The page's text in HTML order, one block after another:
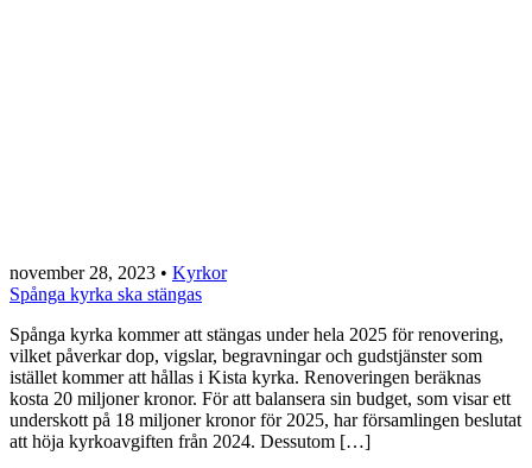
november 28, 2023 • Kyrkor
Spånga kyrka ska stängas
Spånga kyrka kommer att stängas under hela 2025 för renovering,
vilket påverkar dop, vigslar, begravningar och gudstjänster som
istället kommer att hållas i Kista kyrka. Renoveringen beräknas
kosta 20 miljoner kronor. För att balansera sin budget, som visar ett
underskott på 18 miljoner kronor för 2025, har församlingen beslutat
att höja kyrkoavgiften från 2024. Dessutom […]